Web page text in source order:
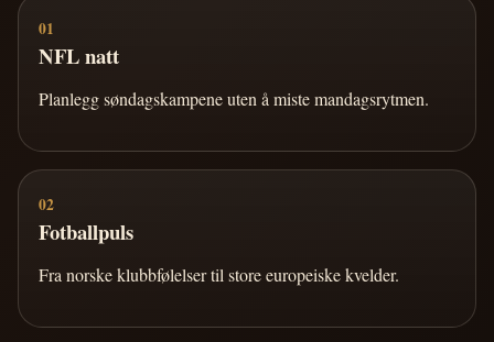
01
NFL natt
Planlegg søndagskampene uten å miste mandagsrytmen.
02
Fotballpuls
Fra norske klubbfølelser til store europeiske kvelder.